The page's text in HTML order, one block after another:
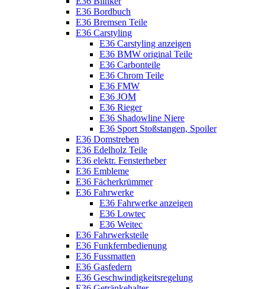
E36 Bordbuch
E36 Bremsen Teile
E36 Carstyling
E36 Carstyling anzeigen
E36 BMW original Teile
E36 Carbonteile
E36 Chrom Teile
E36 FMW
E36 JOM
E36 Rieger
E36 Shadowline Niere
E36 Sport Stoßstangen, Spoiler
E36 Domstreben
E36 Edelholz Teile
E36 elektr. Fensterheber
E36 Embleme
E36 Fächerkrümmer
E36 Fahrwerke
E36 Fahrwerke anzeigen
E36 Lowtec
E36 Weitec
E36 Fahrwerksteile
E36 Funkfernbedienung
E36 Fussmatten
E36 Gasfedern
E36 Geschwindigkeitsregelung